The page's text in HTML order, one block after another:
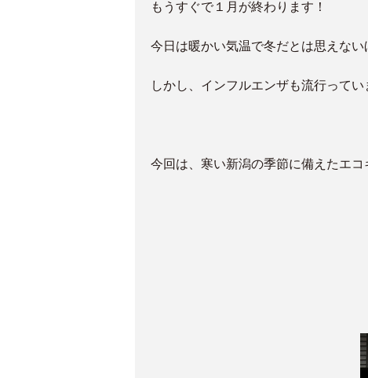
もうすぐで１月が終わります！
今日は暖かい気温で冬だとは思えな
しかし、インフルエンザも流行って
今回は、寒い新潟の季節に備えたエ